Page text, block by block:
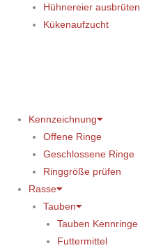
Hühnereier ausbrüten
Kükenaufzucht
Kennzeichnung
Offene Ringe
Geschlossene Ringe
Ringgröße prüfen
Rasse
Tauben
Tauben Kennringe
Futtermittel